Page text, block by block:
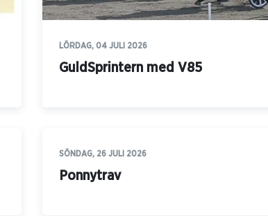
LÖRDAG, 04 JULI 2026
GuldSprintern med V85
SÖNDAG, 26 JULI 2026
Ponnytrav